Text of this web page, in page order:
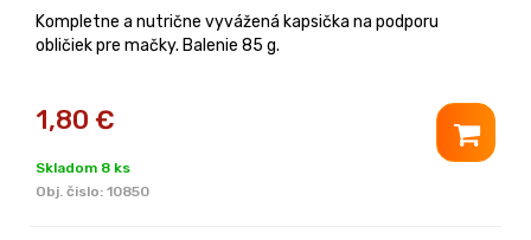
Kompletne a nutrične vyvážená kapsička na podporu
obličiek pre mačky. Balenie 85 g.
1,80 €
Skladom 8 ks
Obj. čislo: 10850